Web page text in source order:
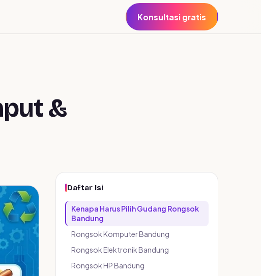
Konsultasi gratis
&
Daftar Isi
Kenapa Harus Pilih Gudang Rongsok
Bandung
Rongsok Komputer Bandung
Rongsok Elektronik Bandung
Rongsok HP Bandung